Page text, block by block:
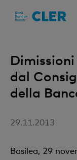
dal
della
29.11.2013
Basilea, 29